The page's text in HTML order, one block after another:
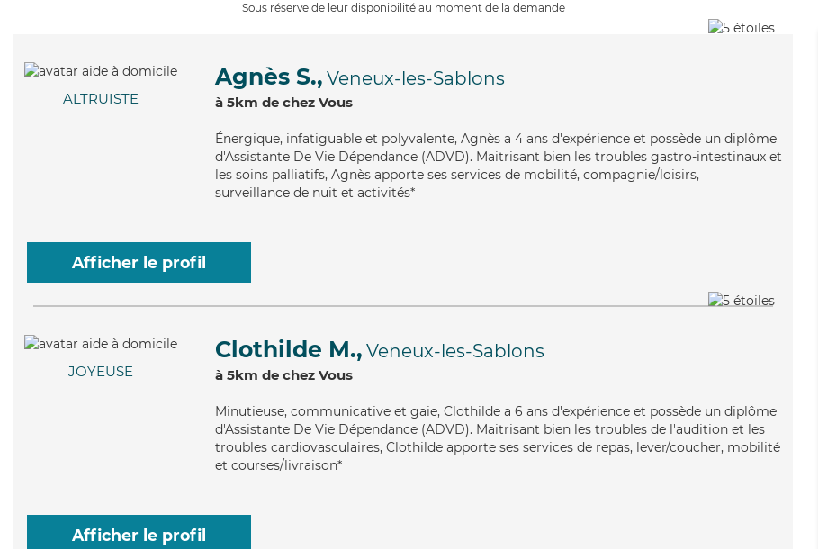
Sous réserve de leur disponibilité au moment de la demande
ALTRUISTE
Agnès S., Veneux-les-Sablons
à 5km de chez Vous
Énergique, infatiguable et polyvalente, Agnès a 4 ans d'expérience et possède un diplôme
d'Assistante De Vie Dépendance (ADVD). Maitrisant bien les troubles gastro-intestinaux et
les soins palliatifs, Agnès apporte ses services de mobilité, compagnie/loisirs,
surveillance de nuit et activités*
Afficher le profil
JOYEUSE
Clothilde M., Veneux-les-Sablons
à 5km de chez Vous
Minutieuse, communicative et gaie, Clothilde a 6 ans d'expérience et possède un diplôme
d'Assistante De Vie Dépendance (ADVD). Maitrisant bien les troubles de l'audition et les
troubles cardiovasculaires, Clothilde apporte ses services de repas, lever/coucher, mobilité
et courses/livraison*
Afficher le profil